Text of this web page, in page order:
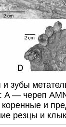
зубы
A — череп
коренные и
резцы и